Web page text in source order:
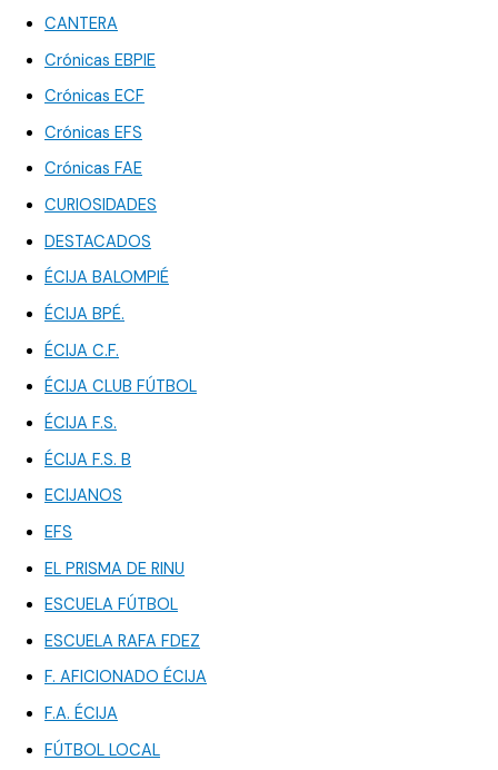
CANTERA
Crónicas EBPIE
Crónicas ECF
Crónicas EFS
Crónicas FAE
CURIOSIDADES
DESTACADOS
ÉCIJA BALOMPIÉ
ÉCIJA BPÉ.
ÉCIJA C.F.
ÉCIJA CLUB FÚTBOL
ÉCIJA F.S.
ÉCIJA F.S. B
ECIJANOS
EFS
EL PRISMA DE RINU
ESCUELA FÚTBOL
ESCUELA RAFA FDEZ
F. AFICIONADO ÉCIJA
F.A. ÉCIJA
FÚTBOL LOCAL